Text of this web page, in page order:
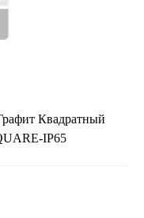
Квадратный
IP65